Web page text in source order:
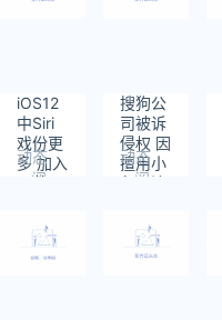
iOS12
中Siri
戏份更
多 加入
了苹果
“闪念
胶囊”
动态
阅
1086
搜狗公
司被诉
侵权 因
擅用小
兔子注
动态
阅
1300